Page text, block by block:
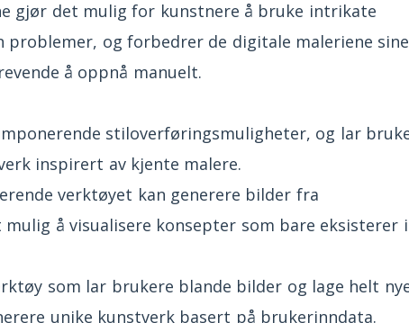
gjør det mulig for kunstnere å bruke intrikate
og forbedrer de digitale maleriene sine
å oppnå manuelt.
stiloverføringsmuligheter, og lar
inspirert av kjente malere.
verktøyet kan generere bilder fra
å visualisere konsepter som bare eksisterer i
som lar brukere blande bilder og lage helt
unike kunstverk basert på brukerinndata.